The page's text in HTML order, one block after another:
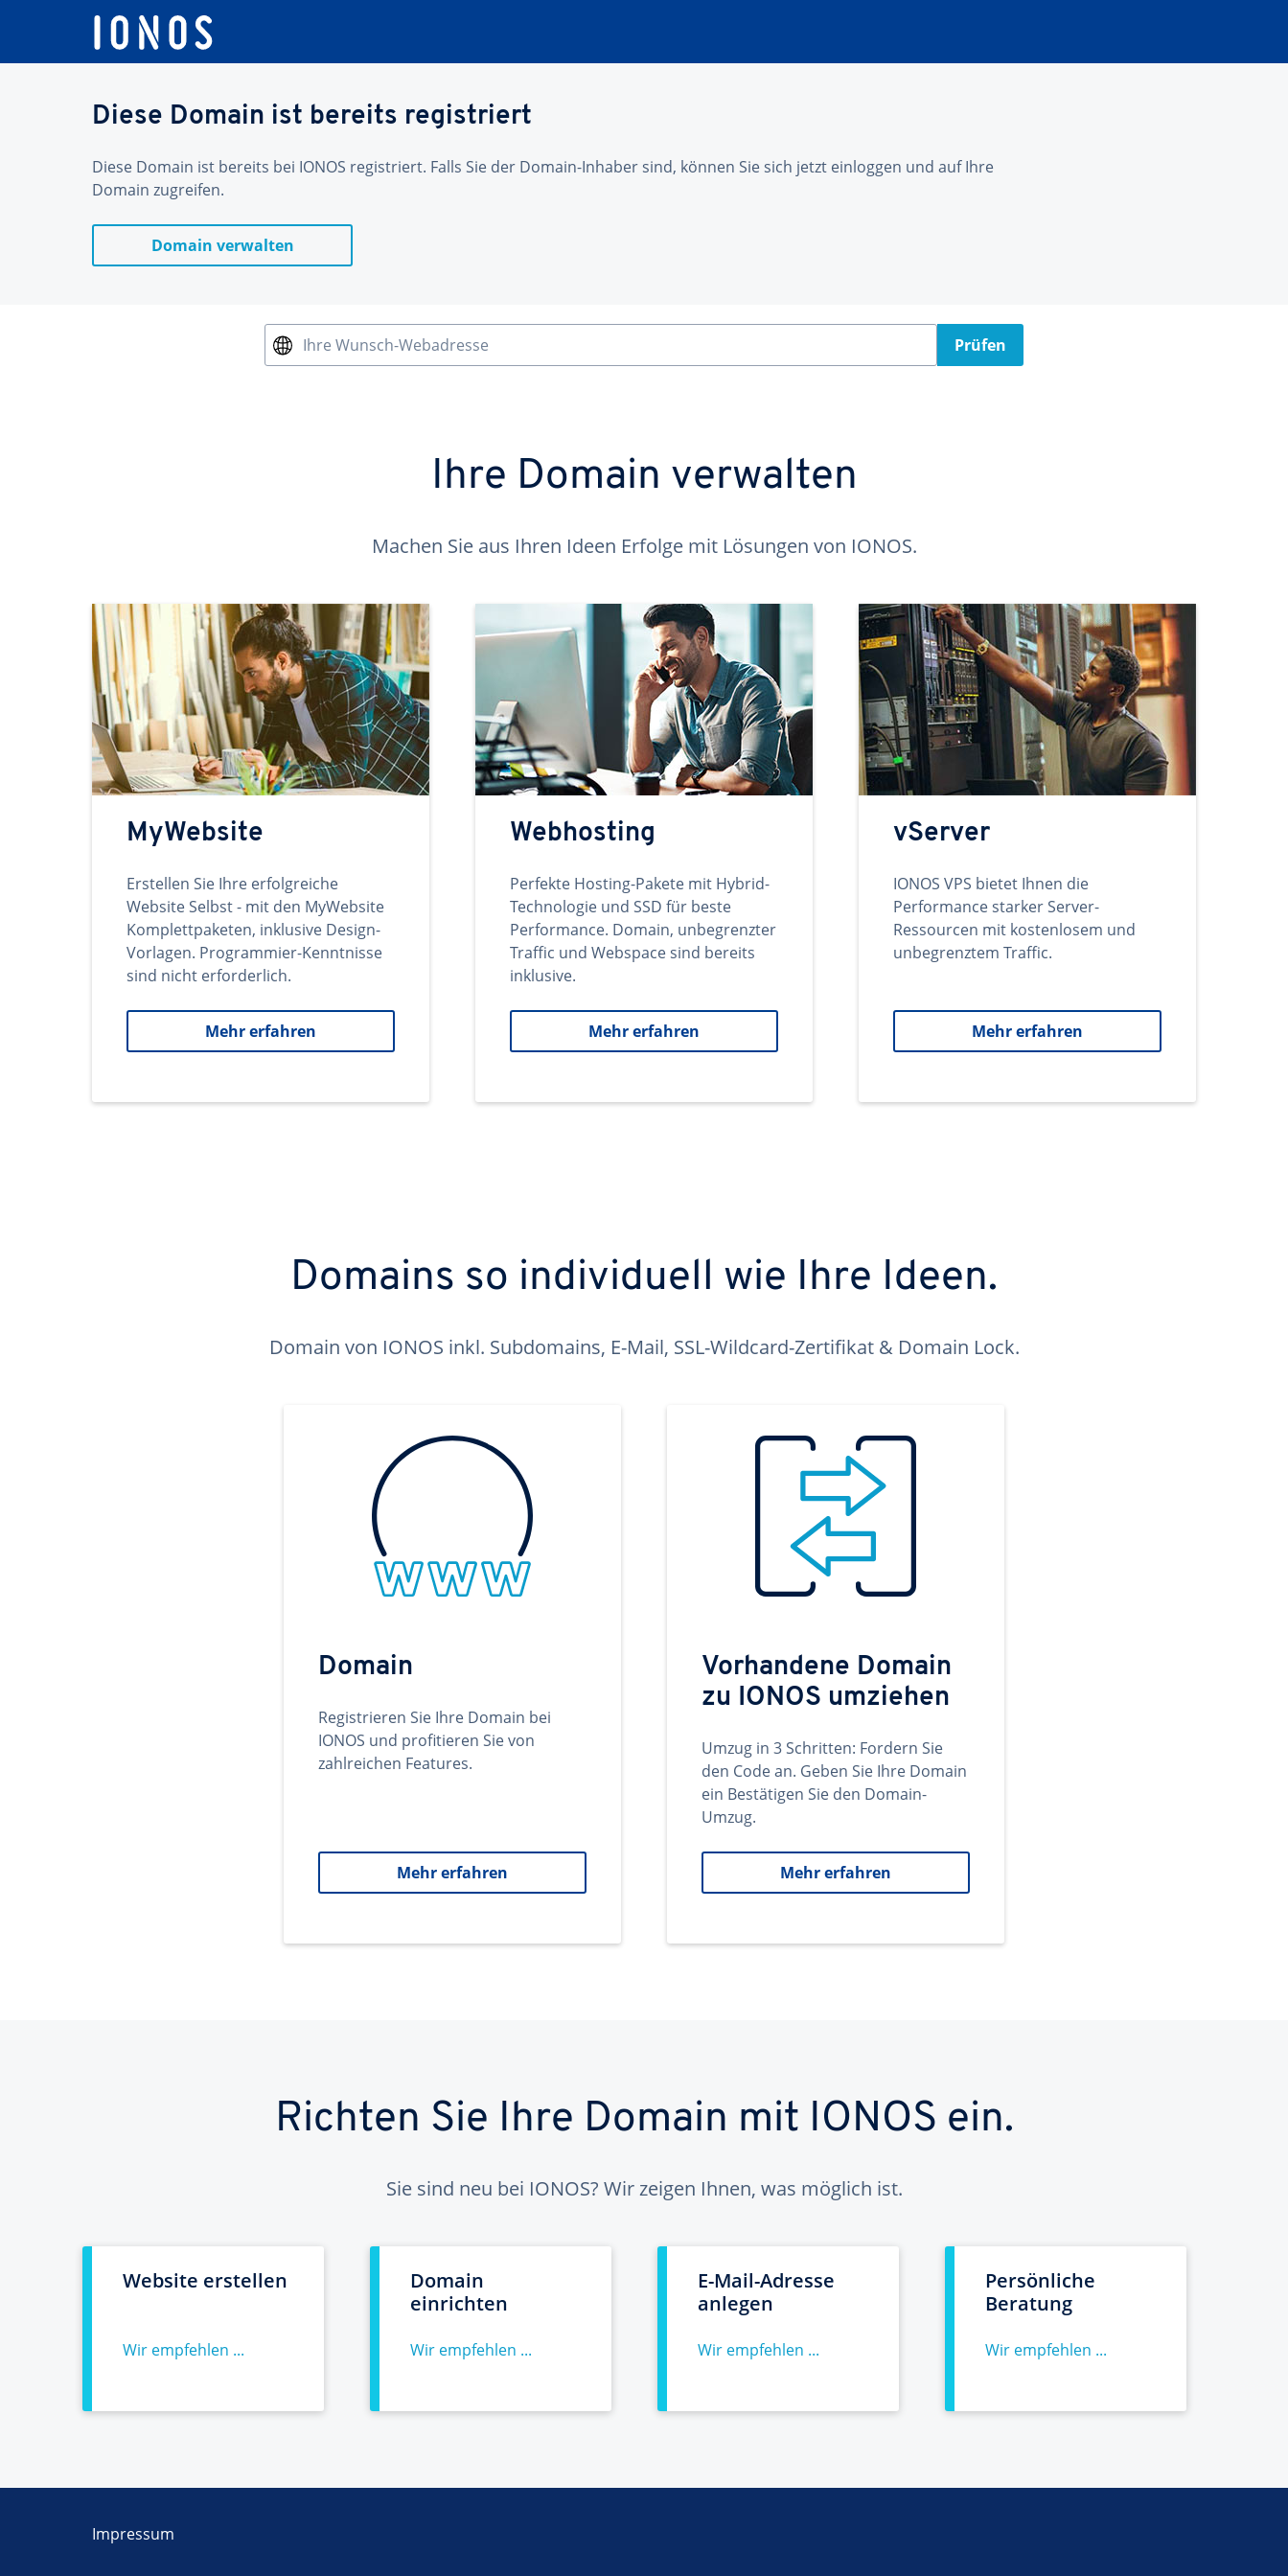
Diese Domain ist bereits registriert
Diese Domain ist bereits bei IONOS registriert. Falls Sie der Domain-Inhaber sind, können Sie sich jetzt einloggen und auf Ihre
Domain zugreifen.
Domain verwalten
Ihre Wunsch-Webadresse Prüfen
Ihre Domain verwalten
Machen Sie aus Ihren Ideen Erfolge mit Lösungen von IONOS.
MyWebsite
Erstellen Sie Ihre erfolgreiche
Website Selbst - mit den MyWebsite
Komplettpaketen, inklusive Design-
Vorlagen. Programmier-Kenntnisse
sind nicht erforderlich.
Mehr erfahren
Webhosting
Perfekte Hosting-Pakete mit Hybrid-
Technologie und SSD für beste
Performance. Domain, unbegrenzter
Traffic und Webspace sind bereits
inklusive.
Mehr erfahren
vServer
IONOS VPS bietet Ihnen die
Performance starker Server-
Ressourcen mit kostenlosem und
unbegrenztem Traffic.
Mehr erfahren
Domains so individuell wie Ihre Ideen.
Domain von IONOS inkl. Subdomains, E-Mail, SSL-Wildcard-Zertifikat & Domain Lock.
Domain
Registrieren Sie Ihre Domain bei
IONOS und profitieren Sie von
zahlreichen Features.
Mehr erfahren
Vorhandene Domain
zu IONOS umziehen
Umzug in 3 Schritten: Fordern Sie
den Code an. Geben Sie Ihre Domain
ein Bestätigen Sie den Domain-
Umzug.
Mehr erfahren
Richten Sie Ihre Domain mit IONOS ein.
Sie sind neu bei IONOS? Wir zeigen Ihnen, was möglich ist.
Website erstellen
Wir empfehlen ...
Domain
einrichten
Wir empfehlen ...
E-Mail-Adresse
anlegen
Wir empfehlen ...
Persönliche
Beratung
Wir empfehlen ...
Impressum